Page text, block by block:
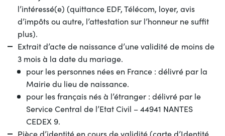
l’intéressé(e) (quittance EDF, Télécom, loyer, avis
d’impôts ou autre, l’attestation sur l’honneur ne suffit
plus).
Extrait d’acte de naissance d’une validité de moins de
3 mois à la date du mariage.
pour les personnes nées en France : délivré par la
Mairie du lieu de naissance.
pour les français nés à l’étranger : délivré par le
Service Central de l’Etat Civil – 44941 NANTES
CEDEX 9.